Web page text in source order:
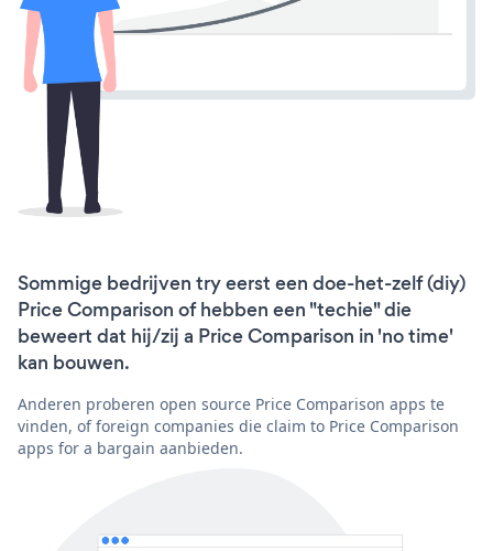
Sommige bedrijven try eerst een doe-het-zelf (diy)
Price Comparison of hebben een "techie" die
beweert dat hij/zij a Price Comparison in 'no time'
kan bouwen.
Anderen proberen open source Price Comparison apps te
vinden, of foreign companies die claim to Price Comparison
apps for a bargain aanbieden.